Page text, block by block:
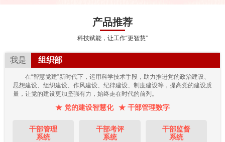
产品推荐
科技赋能，让工作“更智慧”
我是 组织部
在“智慧党建”新时代下，运用科学技术手段，助力推进党的政治建设、
思想建设、组织建设、作风建设、纪律建设、制度建设等，提高党的建设质
量，让党的建设更加坚强有力，始终走在时代的前列。
★ 党的建设智慧化 ★ 干部管理数字
干部管理
系统
干部考评
系统
干部监督
系统